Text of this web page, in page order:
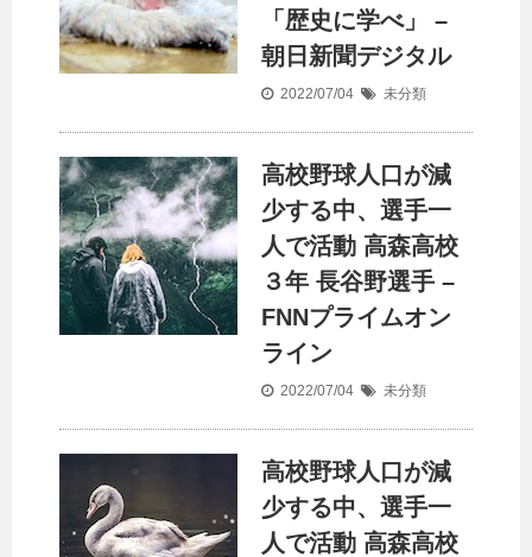
「歴史に学べ」 –
朝日新聞デジタル
2022/07/04 未分類
高校野球人口 が減
少する中、選手一
人で活動 高森高校
３年 長谷野選手 –
FNNプライムオン
ライン
2022/07/04 未分類
高校野球人口 が減
少する中、選手一
人で活動 高森高校